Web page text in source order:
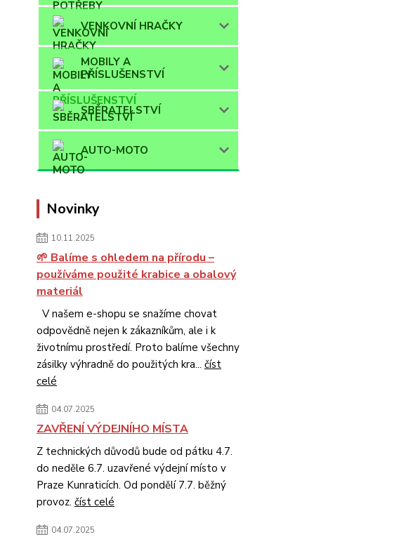
VENKOVNÍ HRAČKY
MOBILY A
PŘÍSLUŠENSTVÍ
SBĚRATELSTVÍ
AUTO-MOTO
Novinky
10.11.2025
🌱 Balíme s ohledem na přírodu –
používáme použité krabice a obalový
materiál
V našem e-shopu se snažíme chovat
odpovědně nejen k zákazníkům, ale i k
životnímu prostředí. Proto balíme všechny
zásilky výhradně do použitých kra... číst
celé
04.07.2025
ZAVŘENÍ VÝDEJNÍHO MÍSTA
Z technických důvodů bude od pátku 4.7.
do neděle 6.7. uzavřené výdejní místo v
Praze Kunraticích. Od pondělí 7.7. běžný
provoz. číst celé
04.07.2025